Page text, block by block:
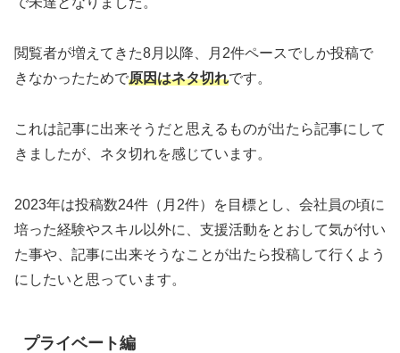
閲覧者が増えてきた8月以降、月2件ペースでしか投稿で
きなかったためで原因はネタ切れです。
これは記事に出来そうだと思えるものが出たら記事にして
きましたが、ネタ切れを感じています。
2023年は投稿数24件（月2件）を目標とし、会社員の頃に
培った経験やスキル以外に、支援活動をとおして気が付い
た事や、記事に出来そうなことが出たら投稿して行くよう
にしたいと思っています。
プライベート編